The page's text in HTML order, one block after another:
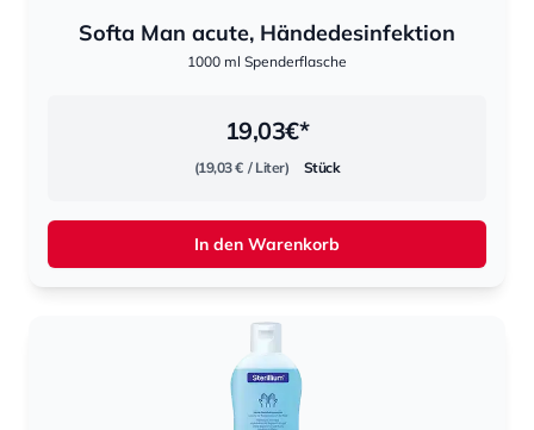
Softa Man acute, Händedesinfektion
1000 ml Spenderflasche
19,03€*
(19,03 € / Liter) Stück
In den Warenkorb